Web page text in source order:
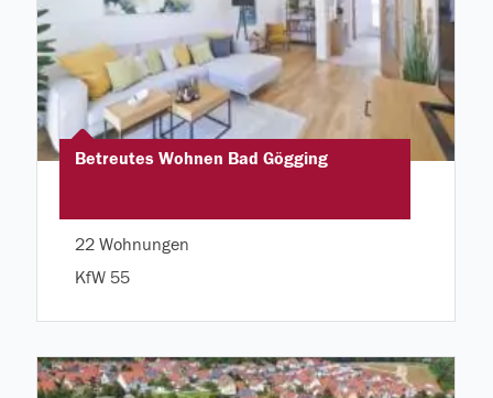
Betreutes Wohnen Bad Gögging
22 Wohnungen
KfW 55